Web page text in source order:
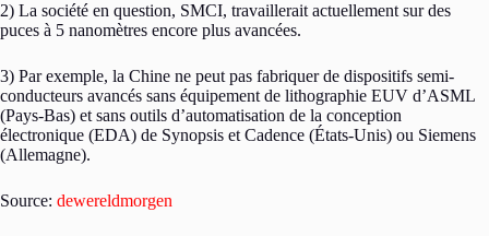
2) La société en question, SMCI, travaillerait actuellement sur des
puces à 5 nanomètres encore plus avancées.
3) Par exemple, la Chine ne peut pas fabriquer de dispositifs semi-
conducteurs avancés sans équipement de lithographie EUV d’ASML
(Pays-Bas) et sans outils d’automatisation de la conception
électronique (EDA) de Synopsis et Cadence (États-Unis) ou Siemens
(Allemagne).
Source: dewereldmorgen